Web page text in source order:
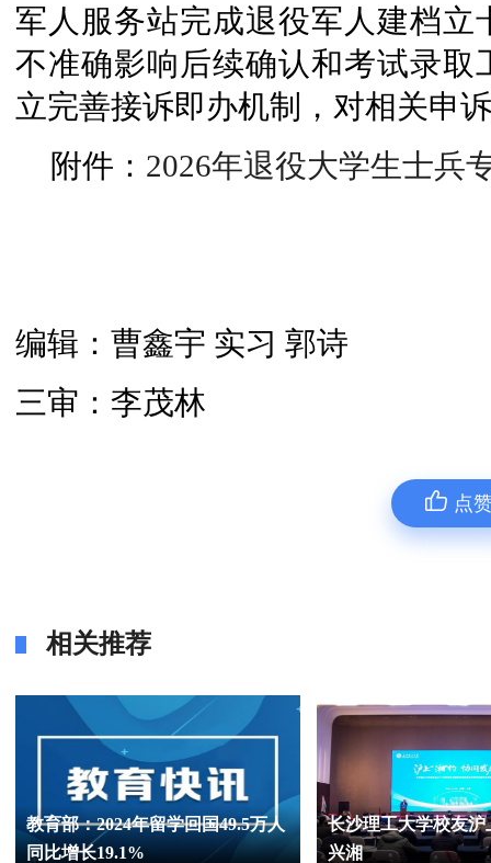
军人服务站完成退役军人建档
不准确影响后续确认和考试录
立完善接诉即办机制，对相关申
附件： 2026年退役大学生士兵
编辑：曹鑫宇 实习 郭诗
三审：李茂林
点
相关推荐
教育部：2024年留学回国49.5万人
同比增长19.1%
长沙理工大学校友沪
兴湘